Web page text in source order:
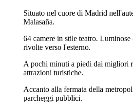
Situato nel cuore di Madrid
Malasaña.
64 camere in stile teatro. Luminose
rivolte verso l'esterno.
A pochi minuti a piedi dai migliori
attrazioni turistiche.
Accanto alla fermata della
parcheggi pubblici.